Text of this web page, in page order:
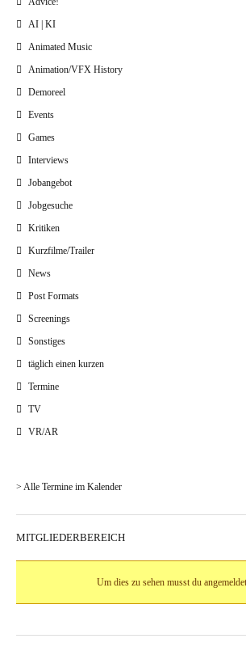
AI | KI
Animated Music
Animation/VFX History
Demoreel
Events
Games
Interviews
Jobangebot
Jobgesuche
Kritiken
Kurzfilme/Trailer
News
Post Formats
Screenings
Sonstiges
täglich einen kurzen
Termine
TV
VR/AR
> Alle Termine im Kalender
MITGLIEDERBEREICH
Um dies zu sehen musst du